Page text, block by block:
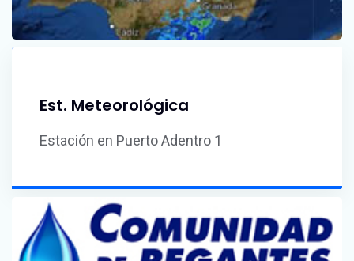
Est. Meteorológica
Estación en Puerto Adentro 1